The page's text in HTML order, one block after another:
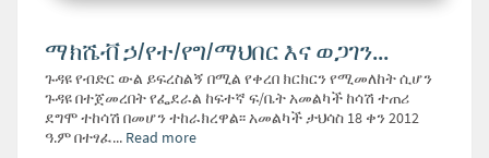
ማክሼቭ ኃ/የተ/የግ/ማህበር እና ወጋገን...
ጉዳዩ የብድር ውል ይፍረስልኝ በሚል የቀረበ ክርክርን የሚመለከት ሲሆን
ጉዳዩ በተጀመረበት የፌደራል ከፍተኛ ፍ/ቤት አመልካች ከሳሽ ተጠሪ
ደግሞ ተከሳሽ በመሆን ተከራክረዋል፡፡ አመልካች ታህሳስ 18 ቀን 2012
ዓ.ም በተፃፈ... Read more